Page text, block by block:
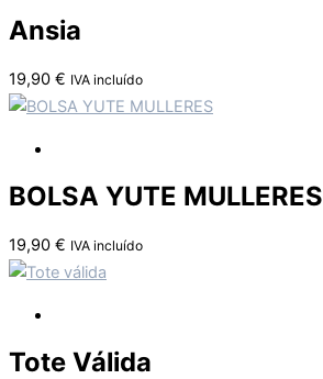
Ansia
19,90 € IVA incluído
BOLSA YUTE MULLERES
19,90 € IVA incluído
Tote Válida